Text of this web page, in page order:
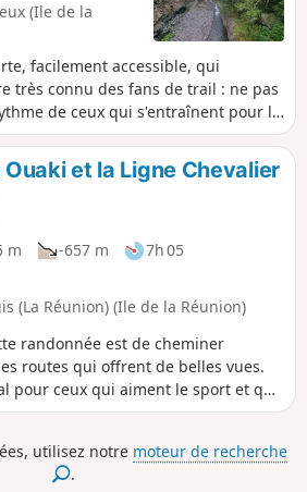
(Ile de la
facilement accessible, qui
très connu des fans de trail : ne pas
de ceux qui s'entraînent pour la
rapide et profonde dans la
des Citrons ; beaux points de
et d'oiseaux. Belle vue sur la
d'attaquer la remontée.
Ouaki et la Ligne Chevalier
m -657 m
7h 05
(La Réunion) (Ile de la Réunion)
randonnée est de cheminer
routes qui offrent de belles vues.
pour ceux qui aiment le sport et qui
les sentiers. Elle permet de
et monuments remarquables. Le
calme qui vit essentiellement de
utilisez notre moteur de recherche
.